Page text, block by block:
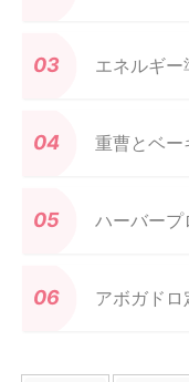
エネルギ
重曹とベー
ハーバープ
アボガド